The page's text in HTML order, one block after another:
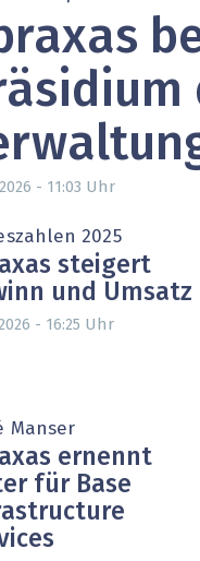
alle News
»
- 11:03 Uhr
2025
steigert
und Umsatz
- 16:25 Uhr
Manser
ernennt
für Base